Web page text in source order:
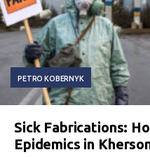
PETRO KOBERNYK
Sick Fabrications:
Epidemics in